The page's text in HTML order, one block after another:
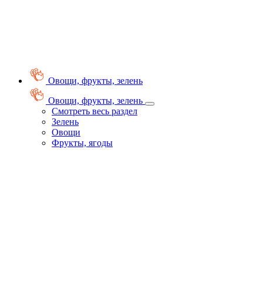
Овощи, фрукты, зелень
Овощи, фрукты, зелень
Смотреть весь раздел
Зелень
Овощи
Фрукты, ягоды